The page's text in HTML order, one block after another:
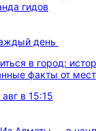
гидов
день
в город:
факты от
авг в 15:15